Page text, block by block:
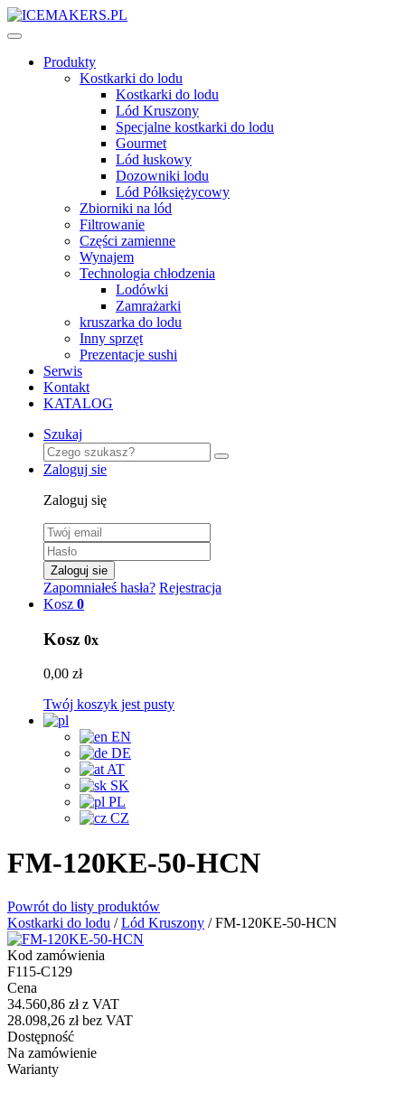
Produkty
Kostkarki do lodu
Kostkarki do lodu
Lód Kruszony
Specjalne kostkarki do lodu
Gourmet
Lód łuskowy
Dozowniki lodu
Lód Półksiężycowy
Zbiorniki na lód
Filtrowanie
Części zamienne
Wynajem
Technologia chłodzenia
Lodówki
Zamrażarki
kruszarka do lodu
Inny sprzęt
Prezentacje sushi
Serwis
Kontakt
KATALOG
Szukaj
Zaloguj sie
Zaloguj się
Zaloguj sie
Zapomniałeś hasła? Rejestracja
Kosz 0
Kosz 0x
0,00 zł
Twój koszyk jest pusty
EN
DE
AT
SK
PL
CZ
FM-120KE-50-HCN
Powrót do listy produktów
Kostkarki do lodu /Lód Kruszony /FM-120KE-50-HCN
Kod zamówienia
F115-C129
Cena
34.560,86 złz VAT
28.098,26 złbez VAT
Dostępność
Na zamówienie
Warianty